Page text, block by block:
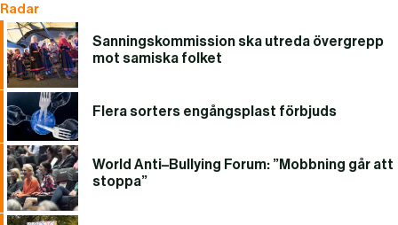
Radar
Sanningskommission ska utreda övergrepp
mot samiska folket
Flera sorters engångsplast förbjuds
World Anti–Bullying Forum: ”Mobbning går att
stoppa”